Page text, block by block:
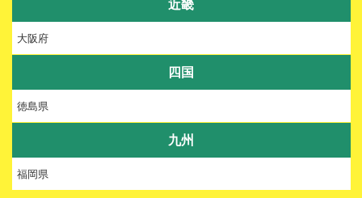
近畿
大阪府
四国
徳島県
九州
福岡県